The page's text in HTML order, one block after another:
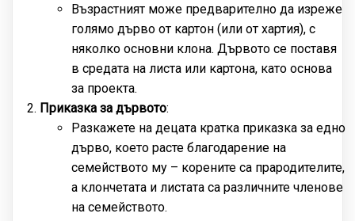
Възрастният може предварително да изреже
голямо дърво от картон (или от хартия), с
няколко основни клона. Дървото се поставя
в средата на листа или картона, като основа
за проекта.
Приказка за дървото:
Разкажете на децата кратка приказка за едно
дърво, което расте благодарение на
семейството му – корените са прародителите,
а клончетата и листата са различните членове
на семейството.